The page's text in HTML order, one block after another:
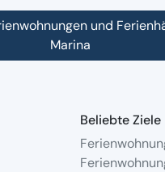
und
Marina
Beliebte Ziele